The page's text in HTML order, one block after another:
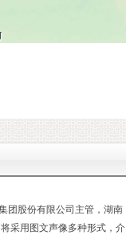
团股份有限公司主管，湖南
采用图文声像多种形式，介